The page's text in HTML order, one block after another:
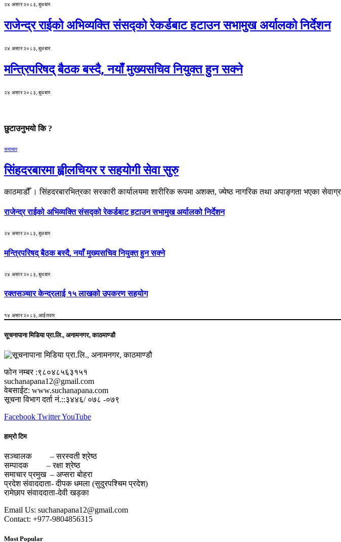
२४ असार २०८३, बुधबार
राजेन्द्र राईको अभिव्यक्ति संसद्को रेकर्डबाट हटाउन सभामुख अर्यालको निर्देशन
२४ असार २०८३, बुधबार
मन्त्रिपरिषद् बैठक बस्दै, नयाँ मुख्यसचिव नियुक्त हुन सक्ने
२४ असार २०८३, बुधबार
छुटाउनुभयो कि ?
समाचार
सिंहदरबारमा ह्वीलचियर र सहयोगी सेवा सुरु
काठमाडौँ । सिंहदरबारभित्रका सरकारी कार्यालयमा शारीरिक रूपमा अशक्त, ज्येष्ठ नागरिक तथा अपाङ्गता भएका
राजेन्द्र राईको अभिव्यक्ति संसद्को रेकर्डबाट हटाउन सभामुख अर्यालको निर्देशन
२४ असार २०८३, बुधबार
मन्त्रिपरिषद् बैठक बस्दै, नयाँ मुख्यसचिव नियुक्त हुन सक्ने
२४ असार २०८३, बुधबार
रक्तसञ्चार केन्द्रलाई १५ लाखको उपकरण सहयोग
१४ असार २०८३, आईतवार
सूचनापाना मिडिया प्रा.लि., अनामनगर, काठमाण्डौ
फोन नम्बर :९८०४८५६३१५१
suchanapana12@gmail.com
वेबसाईट: www.suchanapana.com
सूचना विभाग दर्ता नं.::३४४६/ ०७८ -०७९
Facebook TwitterYouTube
हाम्रो टिम
सञ्चालक – सरस्वती श्रेष्ठ
सम्पादक – रक्षा श्रेष्ठ
समाचार प्रमुख – अप्सरा बोहरा
प्रदेश संवाददाता- दीपक धमला (सुदुरपश्चिम प्रदेश)
रामेछाप संवाददाता-देवी खड्का
Email Us: suchanapana12@gmail.com
Contact: +977-9804856315
Most Popular